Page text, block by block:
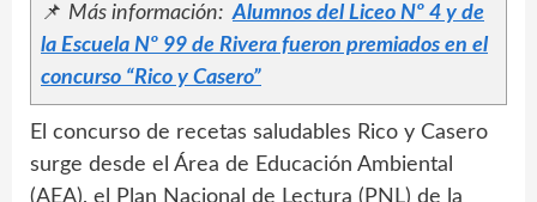
📌 Más información: Alumnos del Liceo Nº 4 y de
la Escuela Nº 99 de Rivera fueron premiados en el
concurso “Rico y Casero”
El concurso de recetas saludables Rico y Casero
surge desde el Área de Educación Ambiental
(AEA), el Plan Nacional de Lectura (PNL) de la